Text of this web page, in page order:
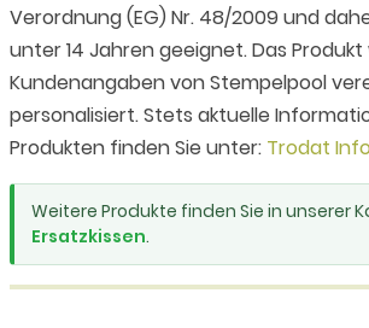
Verordnung (EG) Nr. 48/2009 und
unter 14 Jahren geeignet. Das
Kundenangaben von Stempelpool
personalisiert. Stets aktuelle
Produkten finden Sie unter: Trodat
Weitere Produkte finden Sie in unserer
Ersatzkissen.